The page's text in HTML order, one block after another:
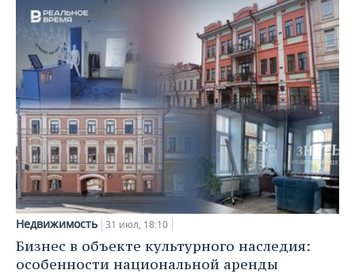
Недвижимость 31 июл, 18:10
Бизнес в объекте культурного наследия:
особенности национальной аренды